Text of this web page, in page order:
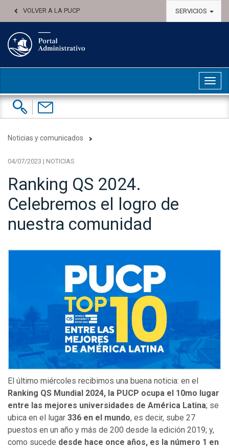
VOLVER A LA PUCP SERVICIOS
Buscar:
Contáctenos
Noticias y comunicados
04/07/2023 | NOTICIAS
Ranking QS 2024.
Celebremos el logro de
nuestra comunidad
El último miércoles recibimos una buena noticia: en el
Ranking QS Mundial 2024, la PUCP ocupa el 10mo lugar
entre las mejores universidades de América Latina; se
ubica en el lugar 336 en el mundo, es decir, sube 27
puestos en un año y más de 200 desde la edición 2019; y,
como sucede desde hace once años, es la número 1 en